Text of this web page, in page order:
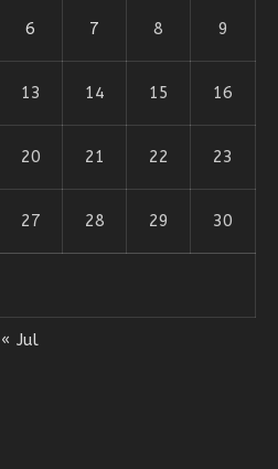
6 7 8 9
13 14 15 16
20 21 22 23
27 28 29 30
« Jul